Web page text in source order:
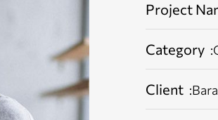
Project
Category
Client